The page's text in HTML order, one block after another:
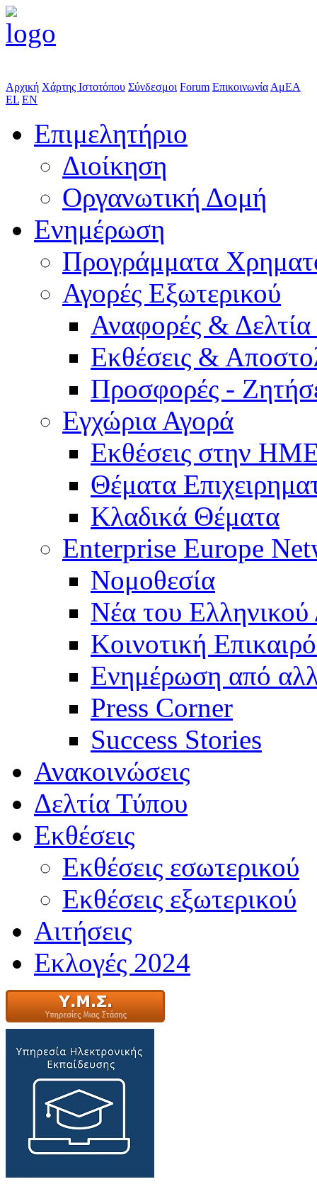
Αρχική Χάρτης Ιστοτόπου Σύνδεσμοι Forum Επικοινωνία ΑμΕΑ
EL EN
Επιμελητήριο
Διοίκηση
Οργανωτική Δομή
Ενημέρωση
Προγράμματα
Αγορές Εξωτερικού
Αναφορές &
Εκθέσεις &
Προσφορές -
Εγχώρια Αγορά
Εκθέσεις στην
Θέματα
Κλαδικά Θέματα
Enterprise Europe
Νομοθεσία
Νέα του Ελληνικού
Κοινοτική
Ενημέρωση από
Press Corner
Success Stories
Ανακοινώσεις
Δελτία Τύπου
Εκθέσεις
Εκθέσεις εσωτερικού
Εκθέσεις εξωτερικού
Αιτήσεις
Εκλογές 2024